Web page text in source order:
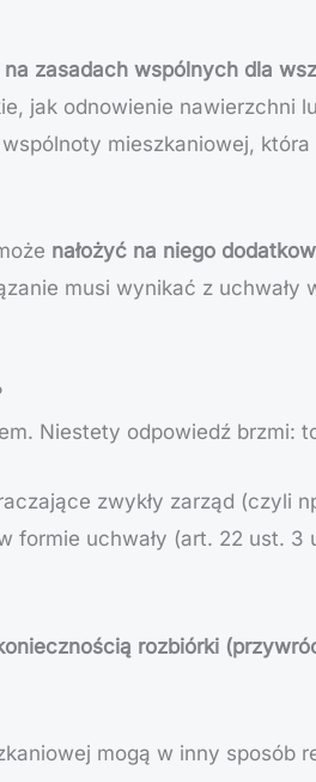
zasadach wspólnych dla
jak odnowienie nawierzchni
mieszkaniowej, która
nałożyć na niego
musi wynikać z uchwały
Niestety odpowiedź brzmi:
zwykły zarząd (czyli
formie uchwały (art. 22 ust. 3
rozbiórki
mogą w inny sposób